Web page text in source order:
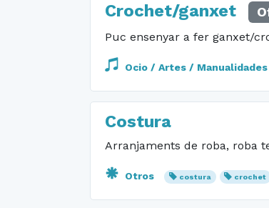
Crochet/ganxet
Puc ensenyar a fer ganxet/
Ocio / Artes /
Costura
Arranjaments de roba, roba
Otros costura crochet